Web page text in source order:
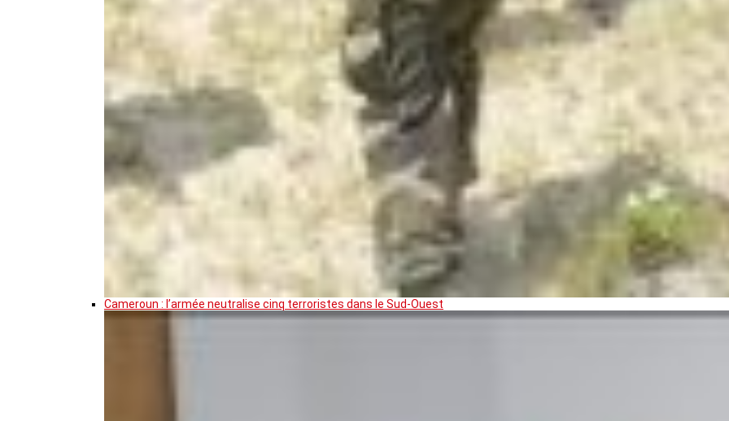
Cameroun : l’armée neutralise cinq terroristes dans le Sud-Ouest